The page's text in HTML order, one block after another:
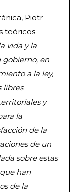
Piotr
teóricos-
vida y la
gobierno, en
a la ley,
libres
y
la
de la
de un
sobre estas
han
de la